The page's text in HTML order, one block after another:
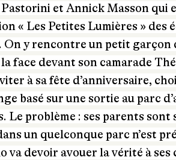
et Annick Masson qui
« Les Petites Lumières » des
On y rencontre un petit garçon
face devant son camarade
à sa fête d’anniversaire,
basé sur une sortie au parc
Le problème : ses parents sont
un quelconque parc n’est
va devoir avouer la vérité à ses